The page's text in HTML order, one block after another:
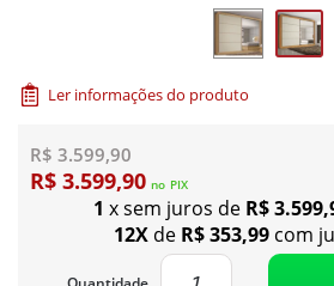
Ler informações do produto
R$ 3.599,90
R$ 3.599,90 no PIX
1 x sem juros de R$
12Xde R$ 353,99 com